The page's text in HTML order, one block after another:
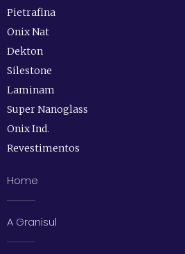
Pietrafina
Onix Nat
Dekton
Silestone
Laminam
Super Nanoglass
Onix Ind.
Revestimentos
Home
A Granisul